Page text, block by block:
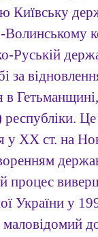
Київську
Волинському
Руській
за
в
республіки.
у XX ст. на
процес
України у